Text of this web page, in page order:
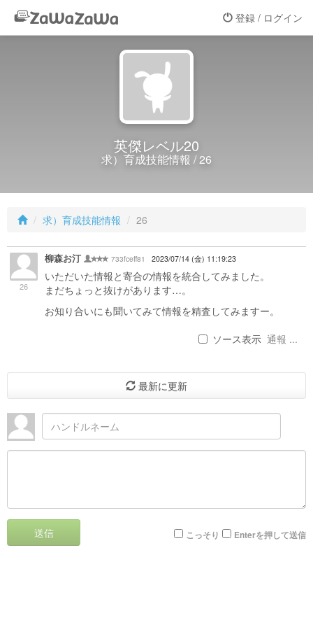
登録 / ログイン
英傑レベル20
求）育成技能情報 / 26
求）育成技能情報 26
26
柳森お汀 733fceff81 2023/07/14 (金) 11:19:23
いただいた情報と寄合の情報を統合してみました。
まだちょっと抜けがあります…。
お知り合いにも聞いてみて情報を精査してみますー。
ソース表示 通報 ...
最新に更新
送信 こっそり Enterを押して送信